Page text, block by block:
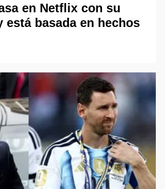
en Netflix con su
está basada en hechos